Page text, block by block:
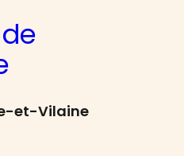
et-Vilaine